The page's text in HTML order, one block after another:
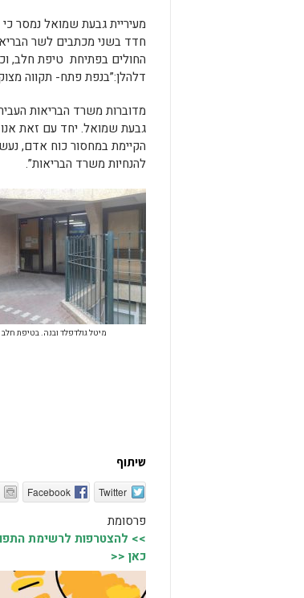
מעיריית גבעת שמואל נמסר כי
חדד בשני מכתבים לשר
החולים בפתיחת טיפת חלב,
דלהלן:”בנפת פתח- תקווה
מדוברות משרד הבריאות
גבעת שמואל. יחד עם זאת
הקיימת במחסור כוח אדם,
להנחיות משרד הבריאות”.
מיטל גולדפלד ובנה. בטיפת
שיתוף
Twitter
Facebook
פרסומת
>> להצטרפות לרשימת
כאן <<